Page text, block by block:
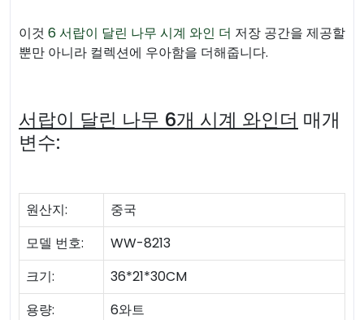
이것 6 서랍이 달린 나무 시계 와인 더 저장 공간을 제공할
뿐만 아니라 컬렉션에 우아함을 더해줍니다.
서랍이 달린 나무 6개 시계 와인더 매개
변수:
원산지:
중국
모델 번호:
WW-8213
크기:
36*21*30CM
용량:
6와트